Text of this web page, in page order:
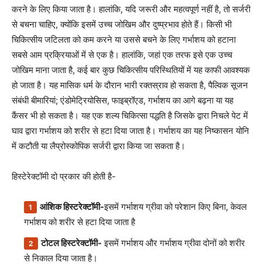
करने के लिए किया जाता है। हालांकि, यदि जरूरी और महत्वपूर्ण नहीं है, तो सर्जरी
से बचना चाहिए, क्योंकि इसमें उच्च जोखिम और दुष्प्रभाव होते हैं। किसी भी
चिकित्सीय जटिलता को कम करने या उससे बचने के लिए गर्भाशय को हटाना
सबसे आम प्रक्रियाओं में से एक है। हालांकि, जहां एक तरफ इसे एक उच्च
जोखिम माना जाता है, कई बार कुछ चिकित्सीय परिस्थितियों में यह काफी आवश्यक
हो जाता है। यह मासिक धर्म के दौरान भारी रक्तस्राव हो सकता है, पैल्विक सूजन
संबंधी बीमारियां; एंडोमेट्रियोसिस, फाइब्रॉएड, गर्भाशय का आगे बढ़ना या यह
कैंसर भी हो सकता है। यह एक शल्य चिकित्सा पद्धति है जिसके द्वारा निचले पेट में
घाव द्वारा गर्भाशय को शरीर से हटा दिया जाता है। गर्भाशय का यह निष्कासन योनि
में कटौती या लैप्रोस्कोपिक सर्जरी द्वारा किया जा सकता है।
हिस्टेरेक्टॉमी दो प्रकार की होती है-
आंशिक हिस्टरेक्टॉमी-इसमें गर्भाशय ग्रीवा को परेशान किए बिना, केवल
गर्भाशय को शरीर से हटा दिया जाता है
टोटल हिस्टरेक्टॉमी- इसमें गर्भाशय और गर्भाशय ग्रीवा दोनों को शरीर
से निकाल दिया जाता है।